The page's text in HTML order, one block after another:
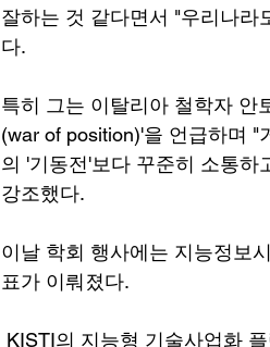
잘하는 것 같다면서 "우리나라
다.
특히 그는 이탈리아 철학자 안
(war of position)'을 언급하며
의 '기동전'보다 꾸준히 소통하
강조했다.
이날 학회 행사에는 지능정보
표가 이뤄졌다.